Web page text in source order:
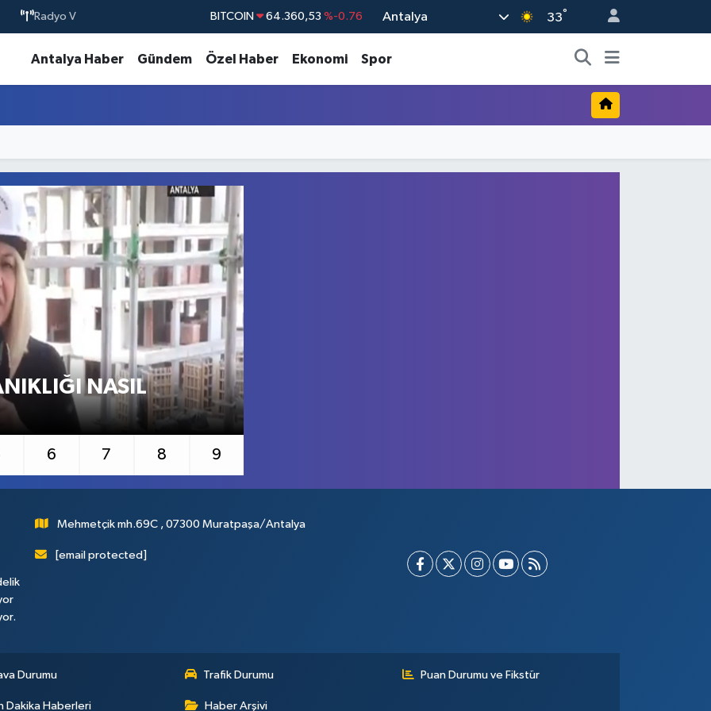
Radyo V BITCOIN 64.360,53 %-0.76
BİST100 13.887 %64
Antalya 33°
Antalya Haber Gündem Özel Haber Ekonomi Spor
NASIL
6 7 8 9
Mehmetçik mh.69C , 07300 Muratpaşa/Antalya
[email protected]
Durumu Trafik Durumu Puan Durumu ve Fikstür
Dakika Haberleri Haber Arşivi